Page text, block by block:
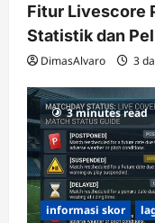
Fitur Livescore
Statistik dan
DimasAlvaro 3
3 minutes read
informasi skor